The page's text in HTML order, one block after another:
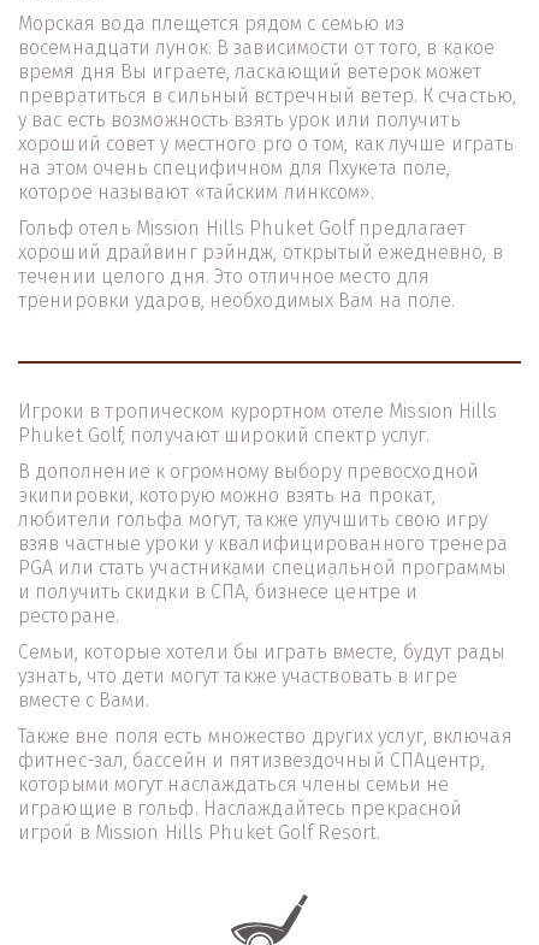
Морская вода плещется рядом с семью из
восемнадцати лунок. В зависимости от того, в какое
время дня Вы играете, ласкающий ветерок может
превратиться в сильный встречный ветер. К счастью,
у вас есть возможность взять урок или получить
хороший совет у местного pro о том, как лучше играть
на этом очень специфичном для Пхукета поле,
которое называют «тайским линксом».
Гольф отель Mission Hills Phuket Golf предлагает
хороший драйвинг рэйндж, открытый ежедневно, в
течении целого дня. Это отличное место для
тренировки ударов, необходимых Вам на поле.
Игроки в тропическом курортном отеле Mission Hills
Phuket Golf, получают широкий спектр услуг.
В дополнение к огромному выбору превосходной
экипировки, которую можно взять на прокат,
любители гольфа могут, также улучшить свою игру
взяв частные уроки у квалифицированного тренера
PGA или стать участниками специальной программы
и получить скидки в СПА, бизнесе центре и
ресторане.
Семьи, которые хотели бы играть вместе, будут рады
узнать, что дети могут также участвовать в игре
вместе с Вами.
Также вне поля есть множество других услуг, включая
фитнес-зал, бассейн и пятизвездочный СПАцентр,
которыми могут наслаждаться члены семьи не
играющие в гольф. Наслаждайтесь прекрасной
игрой в Mission Hills Phuket Golf Resort.